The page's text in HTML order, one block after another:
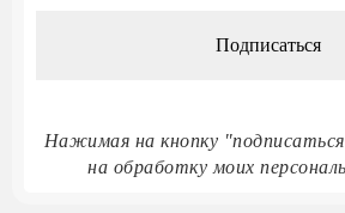
Нажимая на кнопку
на обработку моих